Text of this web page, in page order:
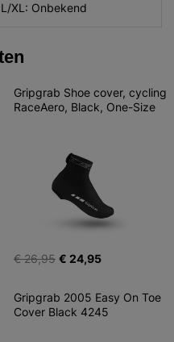
L/XL: Onbekend
Gripgrab Shoe cover, cycling
RaceAero, Black, One-Size
€ 26,95 € 24,95
Gripgrab 2005 Easy On Toe
Cover Black 4245